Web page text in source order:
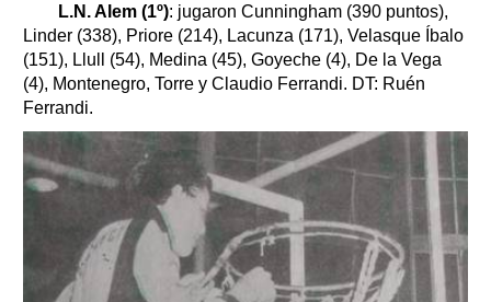
L.N. Alem (1º): jugaron Cunningham (390 puntos),
Linder (338), Priore (214), Lacunza (171), Velasque Íbalo
(151), Llull (54), Medina (45), Goyeche (4), De la Vega
(4), Montenegro, Torre y Claudio Ferrandi. DT: Ruén
Ferrandi.